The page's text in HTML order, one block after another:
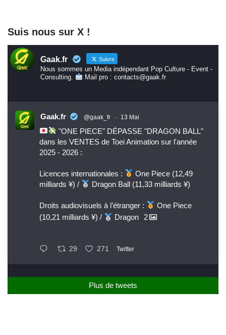
Suis nous sur X !
Gaak.fr Suivre
Nous sommes un Media indépendant Pop Culture - Event -
Consulting.
Mail pro : contacts@gaak.fr
Gaak.fr @gaak_fr · 13 Mai
"ONE PIECE" DÉPASSE "DRAGON BALL"
dans les VENTES de Toei Animation sur l'année
2025 - 2026 :
Licences internationales :
One Piece (12,49
milliards ¥) /
Dragon Ball (11,33 milliards ¥)
Droits audiovisuels à l’étranger :
One Piece
(10,21 milliards ¥) /
Dragon 2
29 271 Twitter
Plus de tweets